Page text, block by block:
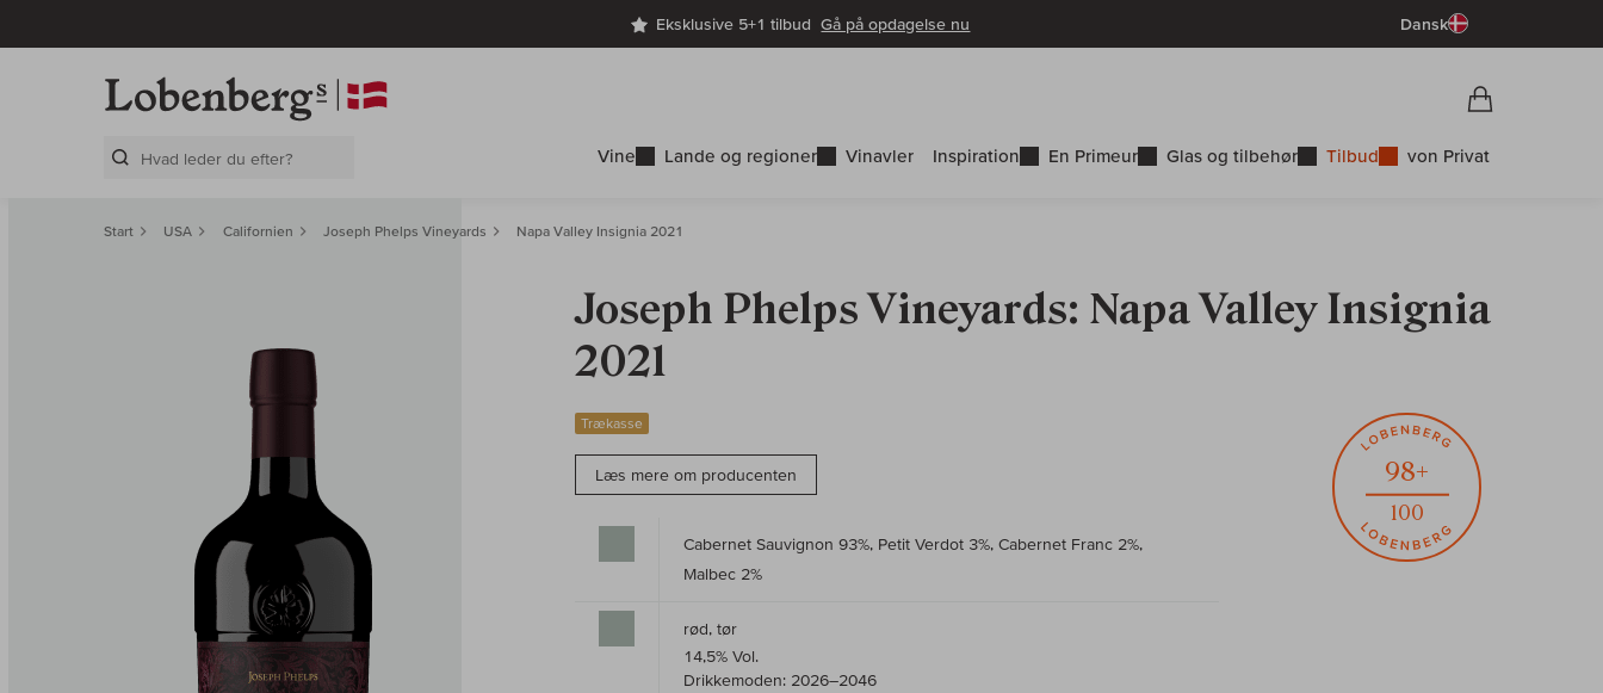
Eksklusive 5+1 tilbudGå på opdagelse nu Dansk
Vine Lande og regioner Vinavler Inspiration En Primeur Glas og tilbehør Tilbud von Privat
Start USA Californien Joseph Phelps Vineyards Napa Valley Insignia 2021
Joseph Phelps Vineyards: Napa Valley Insignia
2021
Trækasse
Læs mere om producenten 98+
100
Cabernet Sauvignon 93%, Petit Verdot 3%, Cabernet Franc 2%,
Malbec 2%
rød, tør
14,5% Vol.
Drikkemoden: 2026–2046